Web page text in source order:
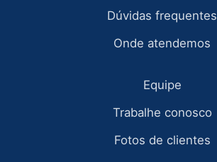
Dúvidas frequentes
Onde atendemos
Equipe
Trabalhe conosco
Fotos de clientes